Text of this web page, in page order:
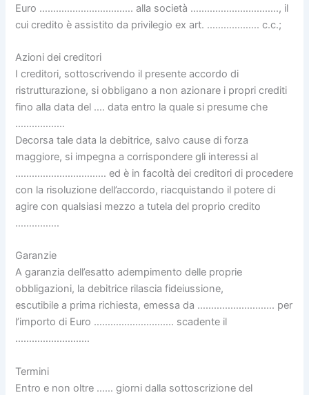
Euro ……………………………. alla società ………………………….., il
cui credito è assistito da privilegio ex art. ………………. c.c.;
Azioni dei creditori
I creditori, sottoscrivendo il presente accordo di
ristrutturazione, si obbligano a non azionare i propri crediti
fino alla data del …. data entro la quale si presume che
………………
Decorsa tale data la debitrice, salvo cause di forza
maggiore, si impegna a corrispondere gli interessi al
…………………………… ed è in facoltà dei creditori di procedere
con la risoluzione dell’accordo, riacquistando il potere di
agire con qualsiasi mezzo a tutela del proprio credito
…………….
Garanzie
A garanzia dell’esatto adempimento delle proprie
obbligazioni, la debitrice rilascia fideiussione,
escutibile a prima richiesta, emessa da ………………………. per
l’importo di Euro ……………………….. scadente il
………………………
Termini
Entro e non oltre …… giorni dalla sottoscrizione del